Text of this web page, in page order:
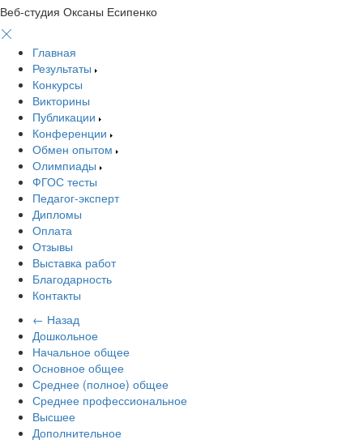
Веб-студия Оксаны Есипенко
Главная
Результаты
Конкурсы
Викторины
Публикации
Конференции
Обмен опытом
Олимпиады
ФГОС тесты
Педагог-эксперт
Дипломы
Оплата
Отзывы
Выставка работ
Благодарность
Контакты
← Назад
Дошкольное
Начальное общее
Основное общее
Среднее (полное) общее
Среднее профессиональное
Высшее
Дополнительное